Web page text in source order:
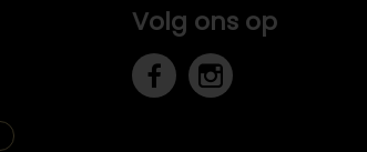
Volg ons op